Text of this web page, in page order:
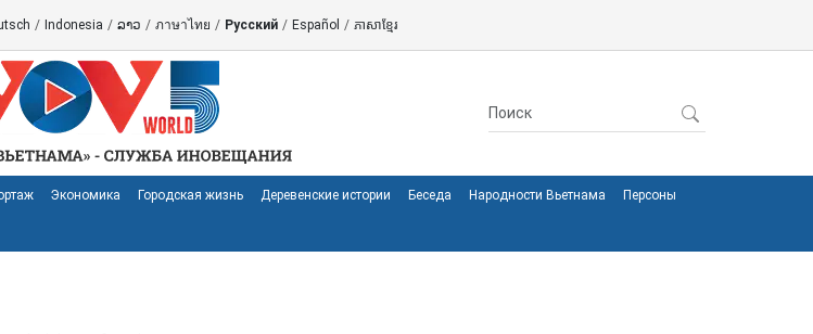
/ Indonesia / ລາວ / ภาษาไทย / Русский / Español / ភាសាខ្មែរ
Экономика Городская жизнь Деревенские истории Беседа Народности Вьетнама Персоны